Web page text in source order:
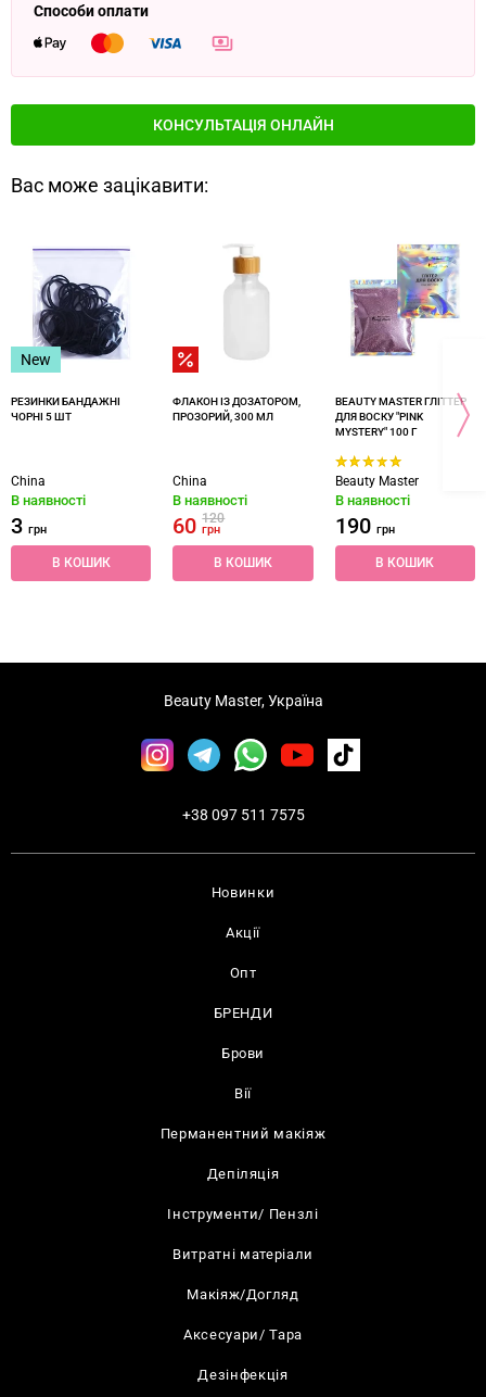
Способи оплати
КОНСУЛЬТАЦІЯ ОНЛАЙН
Вас може зацікавити:
New
РЕЗИНКИ БАНДАЖНІ
ЧОРНІ 5 ШТ
China
В наявності
3 грн
В КОШИК
ФЛАКОН ІЗ ДОЗАТОРОМ,
ПРОЗОРИЙ, 300 МЛ
China
В наявності
60120
грн
В КОШИК
BEAUTY MASTER ГЛІТТЕР
ДЛЯ ВОСКУ "PINK
MYSTERY" 100 Г
Beauty Master
В наявності
190 грн
В КОШИК
Новинки
Акції
Опт
БРЕНДИ
Брови
Вії
Перманентний макіяж
Депіляція
Інструменти/ Пензлі
Витратні матеріали
Макіяж/Догляд
Аксесуари/ Тара
Дезінфекція
Beauty Master, Україна
+38 097 511 7575